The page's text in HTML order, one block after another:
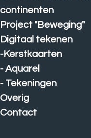
continenten
Project "Beweging"
Digitaal tekenen
-Kerstkaarten
- Aquarel
- Tekeningen
Overig
Contact